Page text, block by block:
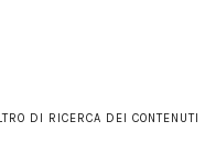
DI RICERCA DEI CONTENUTI